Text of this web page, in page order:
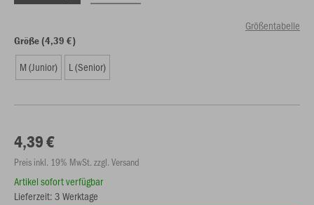
Größentabelle
Größe (4,39 €)
M (Junior) L (Senior)
4,39 €
Preis inkl. 19% MwSt. zzgl. Versand
Artikel sofort verfügbar
Lieferzeit: 3 Werktage